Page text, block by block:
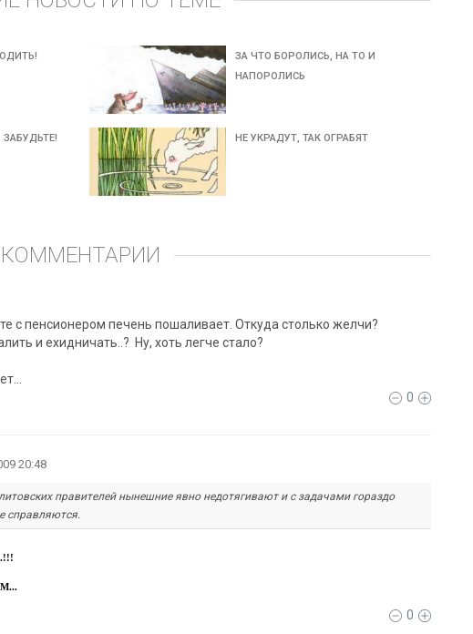
ЗА ЧТО БОРОЛИСЬ, НА ТО И
НАПОРОЛИСЬ
НЕ УКРАДУТ, ТАК ОГРАБЯТ
КОММЕНТАРИИ
с пенсионером печень пошаливает. Откуда столько желчи?
и ехидничать..? Ну, хоть легче стало?
0
20:48
правителей нынешние явно недотягивают и с задачами гораздо
справляются.
0